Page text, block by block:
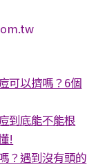
可以擠嗎？6個
到底能不能根
!
？遇到沒有頭的